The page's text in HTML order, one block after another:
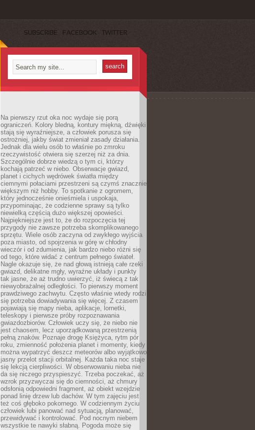
SUBSCRIBE FACEBOOK TWITTER
Na pierwszy rzut oka noc wydaje się porą
ograniczeń. Kolory bledną, kontury miękną, dźwięki
stają się wyraźniejsze, a człowiek porusza się
ostrożniej, jakby świat zmieniał zasady działania.
Jednak dla wielu osób to właśnie po zmroku
rzeczywistość otwiera się szerzej niż za dnia.
Szczególnie dobrze wiedzą o tym ci, którzy
kochają patrzeć w niebo. Obserwacje gwiazd,
planet i cichych wędrówek światła między
ciemnymi połaciami przestrzeni są czymś znacznie
większym niż hobby. To spotkanie z ogromem,
który jednocześnie onieśmiela i uspokaja,
przypominając, że codzienne sprawy są tylko
niewielką częścią dużo większej opowieści.
Najpiękniejsze jest to, że do rozpoczęcia tej
przygody nie zawsze potrzeba skomplikowanego
sprzętu. Wiele osób zaczyna od zwykłego wyjścia
poza miasto, od spojrzenia w górę w chłodny
wieczór i od zdumienia, jak bardzo niebo różni się
od tego, które widać z centrum pełnego świateł.
Nagle okazuje się, że nad głową istnieją całe rzeki
gwiazd, delikatne mgły, wyraźne układy i punkty
tak jasne, że aż trudno uwierzyć, iż świecą z tak
niewyobrażalnej odległości. To pierwszy moment
prawdziwego zachwytu. Często właśnie wtedy rodzi
się potrzeba dowiadywania się więcej. Z czasem
pojawiają się mapy nieba, aplikacje, lornetki,
teleskopy i pierwsze próby rozpoznawania
gwiazdozbiorów. Człowiek uczy się, że niebo nie
jest chaosem, lecz uporządkowaną przestrzenią
pełną znaków. Poznaje drogę Księżyca, rytm pór
roku, zmienność położenia planet i momenty, kiedy
można wypatrzyć deszcz meteorów albo wyjątkowo
jasny przelot stacji orbitalnej. Każda taka noc staje
się lekcją cierpliwości. W obserwowaniu nieba nie
da się niczego przyspieszyć. Trzeba poczekać, aż
wzrok przyzwyczai się do ciemności, aż chmury
odsłonią odpowiedni fragment, aż obiekt wzejdzie
ponad linię drzew lub dachów. W tym zajęciu jest
też coś głęboko pokornego. W codziennym życiu
człowiek lubi panować nad sytuacją, planować,
przewidywać i kontrolować. Pod nocnym niebem
wszystkie te nawyki słabną. Pogoda może się